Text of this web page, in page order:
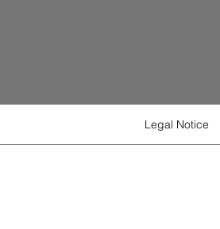
Legal Notice